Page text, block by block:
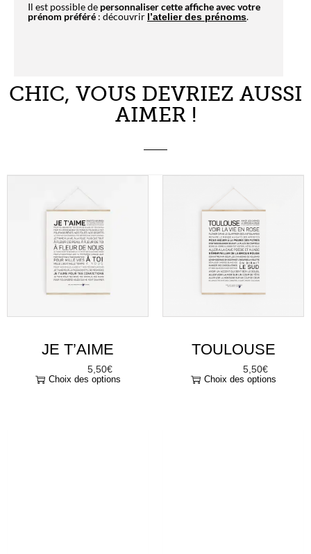
Il est possible de personnaliser cette affiche avec votre
prénom préféré : découvrir l’atelier des prénoms.
CHIC, VOUS DEVRIEZ AUSSI
AIMER !
JE T’AIME
5,50€
Choix des options
TOULOUSE
5,50€
Choix des options